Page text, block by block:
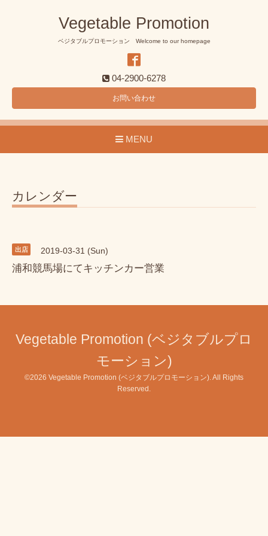
Vegetable Promotion
ベジタブルプロモーション Welcome to our homepage
04-2900-6278
お問い合わせ
MENU
カレンダー
出店 2019-03-31 (Sun)
浦和競馬場にてキッチンカー営業
Vegetable Promotion (ベジタブルプロ
モーション)
©2026 Vegetable Promotion (ベジタブルプロモーション) . All Rights
Reserved.